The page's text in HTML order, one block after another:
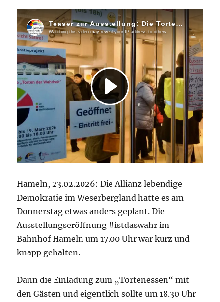
Hameln, 23.02.2026: Die Allianz lebendige
Demokratie im Weserbergland hatte es am
Donnerstag etwas anders geplant. Die
Ausstellungseröffnung #istdaswahr im
Bahnhof Hameln um 17.00 Uhr war kurz und
knapp gehalten.
Dann die Einladung zum „Tortenessen“ mit
den Gästen und eigentlich sollte um 18.30 Uhr